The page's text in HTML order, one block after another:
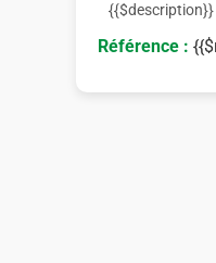
{{$description}}
Référence :